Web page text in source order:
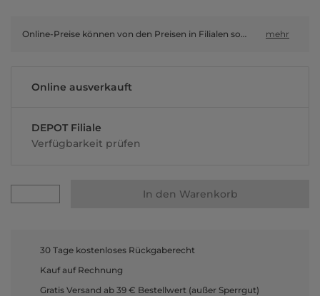
Online-Preise können von den Preisen in Filialen sowie Shop-in-Shop-Flächen abweichen. mehr
Online ausverkauft
DEPOT Filiale
Verfügbarkeit prüfen
In den Warenkorb
30 Tage kostenloses Rückgaberecht
Kauf auf Rechnung
Gratis Versand ab 39 € Bestellwert (außer Sperrgut)